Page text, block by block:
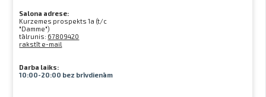
Salona adrese:
Kurzemes prospekts 1a (t/c
"Damme")
tālrunis: 67809420
rakstīt e-mail
Darba laiks:
10:00-20:00 bez brīvdienām